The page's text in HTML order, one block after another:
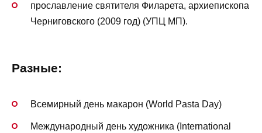
прославление святителя Филарета, архиепископа
Черниговского (2009 год) (УПЦ МП).
Разные:
Всемирный день макарон (World Pasta Day)
Международный день художника (International